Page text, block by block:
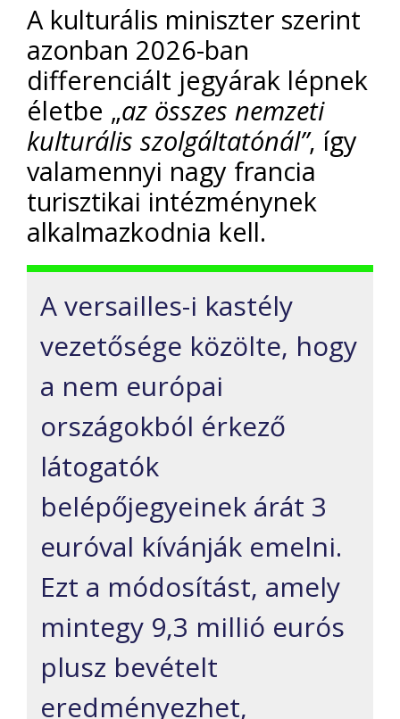
A kulturális miniszter szerint
azonban 2026-ban
differenciált jegyárak lépnek
életbe „az összes nemzeti
kulturális szolgáltatónál”, így
valamennyi nagy francia
turisztikai intézménynek
alkalmazkodnia kell.
A versailles-i kastély
vezetősége közölte, hogy
a nem európai
országokból érkező
látogatók
belépőjegyeinek árát 3
euróval kívánják emelni.
Ezt a módosítást, amely
mintegy 9,3 millió eurós
plusz bevételt
eredményezhet,